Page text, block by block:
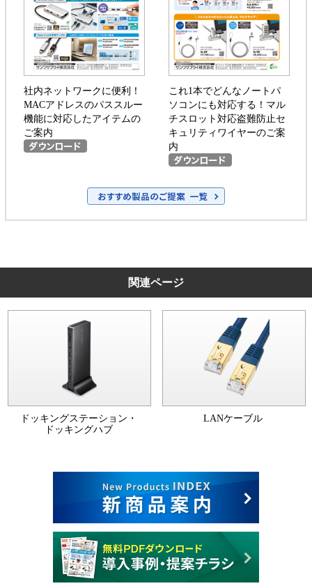
社内ネットワークに便利！
MACアドレスのパススルー
機能に対応したアイテムの
ご案内
これ1本でどんなノートパ
ソコンにも対応する！マル
チスロット対応盗難防止セ
キュリティワイヤーのご案
内
関連ページ
ドッキングステーション・
ドッキングハブ
LANケーブル